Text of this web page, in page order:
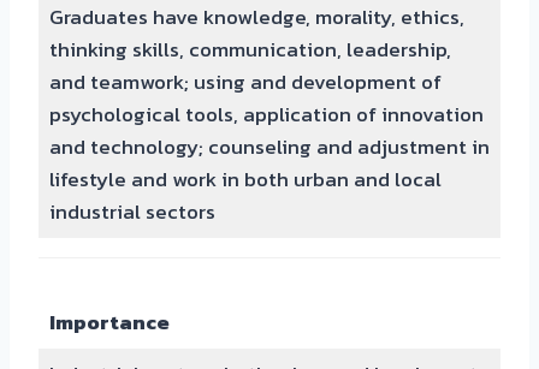
Graduates have knowledge, morality, ethics,
thinking skills, communication, leadership,
and teamwork; using and development of
psychological tools, application of innovation
and technology; counseling and adjustment in
lifestyle and work in both urban and local
industrial sectors
Importance